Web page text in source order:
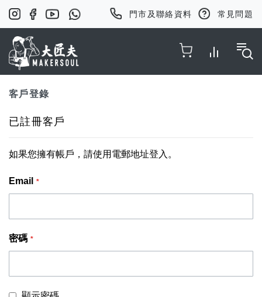
門市及聯絡資料 常見問題
客戶登錄
已註冊客戶
如果您擁有帳戶，請使用電郵地址登入。
Email
密碼